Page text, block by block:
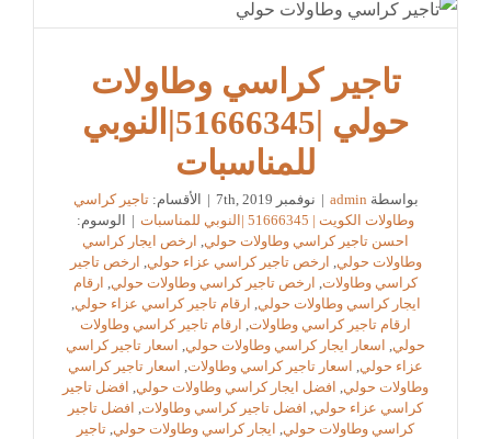
تاجير كراسي وطاولات
حولي |51666345|النوبي
للمناسبات
بواسطة admin
| نوفمبر 7th, 2019 | الأقسام:تاجير كراسي
وطاولات الكويت | 51666345 |النوبي للمناسبات
|
الوسوم:
احسن تاجير كراسي وطاولات حولي
ارخص ايجار كراسي
وطاولات حولي
ارخص تاجير كراسي عزاء حولي
ارخص تاجير
كراسي وطاولات
ارخص تاجير كراسي وطاولات حولي
ارقام
ايجار كراسي وطاولات حولي
ارقام تاجير كراسي عزاء حولي
ارقام تاجير كراسي وطاولات
ارقام تاجير كراسي وطاولات
حولي
اسعار ايجار كراسي وطاولات حولي
اسعار تاجير كراسي
عزاء حولي
اسعار تاجير كراسي وطاولات
اسعار تاجير كراسي
وطاولات حولي
افضل ايجار كراسي وطاولات حولي
افضل تاجير
كراسي عزاء حولي
افضل تاجير كراسي وطاولات
افضل تاجير
كراسي وطاولات حولي
ايجار كراسي وطاولات حولي تاجير